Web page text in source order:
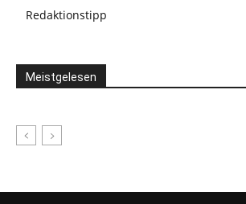
Redaktionstipp
Meistgelesen